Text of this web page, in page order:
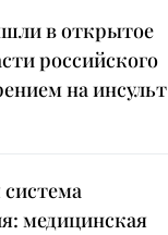
в открытое
российского
на инсульт
медицинская